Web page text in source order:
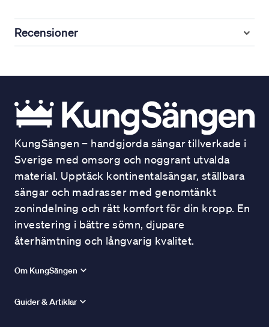
Recensioner
KungSängen – handgjorda sängar tillverkade i
Sverige med omsorg och noggrant utvalda
material. Upptäck kontinentalsängar, ställbara
sängar och madrasser med genomtänkt
zonindelning och rätt komfort för din kropp. En
investering i bättre sömn, djupare
återhämtning och långvarig kvalitet.
Om KungSängen
Guider & Artiklar